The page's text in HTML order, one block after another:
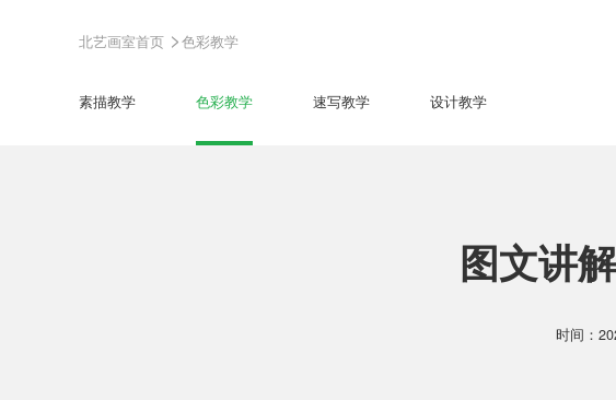
北艺画室首页 >色彩教学
素描教学 色彩教学 速写教学 设计教学
图文讲
时间：